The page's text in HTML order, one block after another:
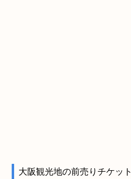
大阪観光地の前売りチケット